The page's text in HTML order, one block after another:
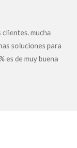
mucha
soluciones para
es de muy buena